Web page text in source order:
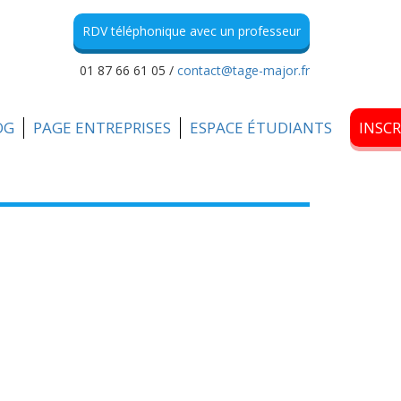
RDV téléphonique avec un professeur
01 87 66 61 05 / contact@tage-major.fr
PAGE ENTREPRISES ESPACE ÉTUDIANTS